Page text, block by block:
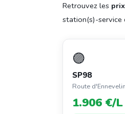
Retrouvez les
station(s)-service
🟣
SP98
Route d'Ennevelin
1.906 €/L